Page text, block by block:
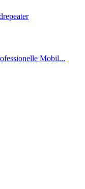
Mobil...